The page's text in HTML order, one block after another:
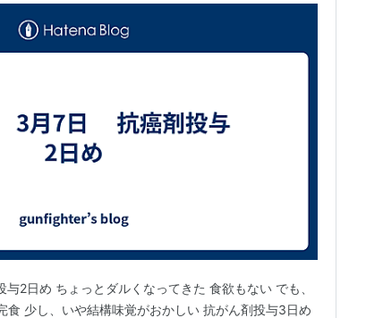
2日め ちょっとダルくなってきた 食欲もない でも、
食 少し、いや結構味覚がおかしい 抗がん剤投与3日め